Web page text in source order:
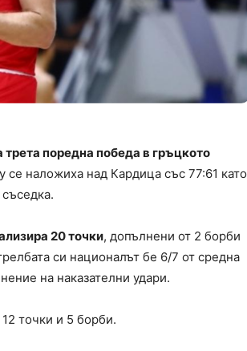
поредна победа в гръцкото
се наложиха над Кардица със 77:61 като
20 точки, допълнени от 2 борби
си националът бе 6/7 от средна
на наказателни удари.
12 точки и 5 борби.